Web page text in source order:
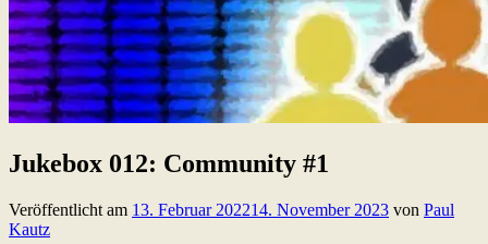
Jukebox 012: Community #1
Veröffentlicht am 13. Februar 202214. November 2023 von Paul
Kautz